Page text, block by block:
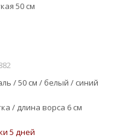
50 см
/ 50 см / белый / синий
/ длина ворса 6 см
5 дней